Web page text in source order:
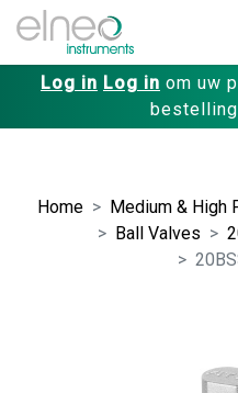
Log in Log in om uw
Home
Medium & High
Ball Valves